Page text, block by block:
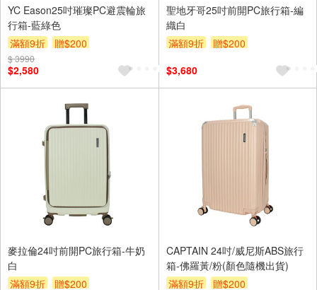
YC Eason25吋璀璨PC避震輪旅
行箱-藍綠色
滿額9折
贈$200
$ 3990
$2,580
聖地牙哥25吋前開PC旅行箱-編
織白
滿額9折
贈$200
$3,680
麥拉倫24吋前開PC旅行箱-牛奶
白
滿額9折
贈$200
CAPTAIN 24吋/威尼斯ABS旅行
箱-佛羅黃/粉(顏色隨機出貨)
滿額9折
贈$200